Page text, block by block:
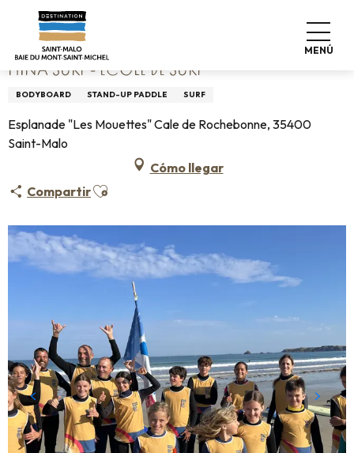
contenu
principal
MENÚ
Home Hina Surf - Ecole de surf
HINA SURF - ECOLE DE SURF
BODYBOARD STAND-UP PADDLE SURF
Esplanade "Les Mouettes" Cale de Rochebonne, 35400
Saint-Malo
Cómo llegar
CompartirAjouter aux favoris